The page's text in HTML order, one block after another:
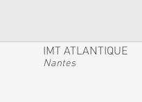
IMT ATLANTIQUE
Nantes